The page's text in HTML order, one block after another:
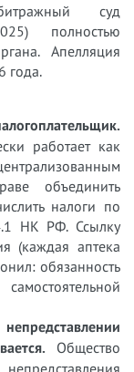
суд
полностью
Апелляция
года.
работает как
объединить
налоги по
НК РФ. Ссылку
(каждая аптека
обязанность
Общество